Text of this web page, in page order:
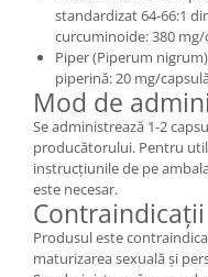
standardizat 64-66:1
curcuminoide: 380 mg/
Piper (Piperum
piperină: 20 mg/
Mod de
Se administrează 1-2
producătorului. Pentru
instrucțiunile de pe
este necesar.
Produsul este
maturizarea sexuală și